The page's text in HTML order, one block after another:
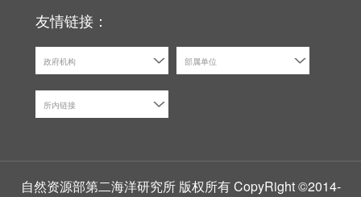
友情链接：
政府机构 部属单位
所内链接
自然资源部第二海洋研究所 版权所有 CopyRight ©2014-